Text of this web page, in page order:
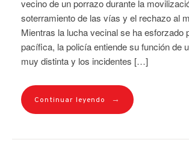
vecino de un porrazo durante la
soterramiento de las vías y el rechazo al
Mientras la lucha vecinal se ha esforzado
pacífica, la policía entiende su función de
muy distinta y los incidentes […]
Continuar leyendo →